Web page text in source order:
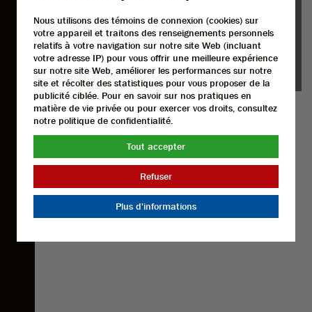
VERSEMENT INITIAL OU VALEUR D'ÉCHANGE
$
TAUX D'INTÉRÊTANNUEL
%
DURÉE(MOIS)
Nous utilisons des témoins de connexion (cookies) sur
votre appareil et traitons des renseignements personnels
relatifs à votre navigation sur notre site Web (incluant
votre adresse IP) pour vous offrir une meilleure expérience
sur notre site Web, améliorer les performances sur notre
site et récolter des statistiques pour vous proposer de la
publicité ciblée. Pour en savoir sur nos pratiques en
matière de vie privée ou pour exercer vos droits, consultez
notre politique de confidentialité.
Tout accepter
Refuser
Plus d'informations